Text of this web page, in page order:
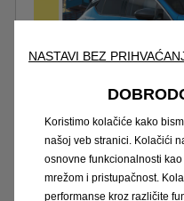
NASTAVI BEZ
Koristimo kolačiće kako
našoj veb stranici. Kolačići
osnovne funkcionalnosti
mrežom i pristupačnost.
performanse kroz različite